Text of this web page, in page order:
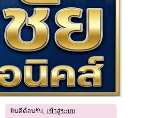
ยินดีต้อนรับ, เข้าสู่ระบบ